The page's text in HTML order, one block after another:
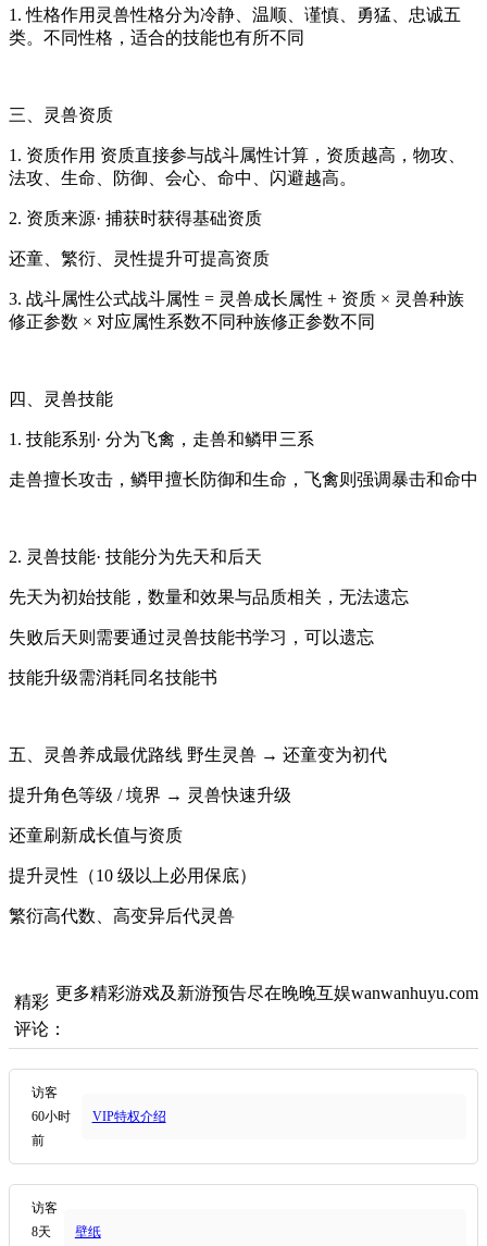
1. 性格作用灵兽性格分为冷静、温顺、谨慎、勇猛、忠诚五
类。不同性格，适合的技能也有所不同
三、灵兽资质
1. 资质作用 资质直接参与战斗属性计算，资质越高，物攻、
法攻、生命、防御、会心、命中、闪避越高。
2. 资质来源· 捕获时获得基础资质
还童、繁衍、灵性提升可提高资质
3. 战斗属性公式战斗属性 = 灵兽成长属性 + 资质 × 灵兽种族
修正参数 × 对应属性系数不同种族修正参数不同
四、灵兽技能
1. 技能系别· 分为飞禽，走兽和鳞甲三系
走兽擅长攻击，鳞甲擅长防御和生命，飞禽则强调暴击和命中
2. 灵兽技能· 技能分为先天和后天
先天为初始技能，数量和效果与品质相关，无法遗忘
失败后天则需要通过灵兽技能书学习，可以遗忘
技能升级需消耗同名技能书
五、灵兽养成最优路线 野生灵兽 → 还童变为初代
提升角色等级 / 境界 → 灵兽快速升级
还童刷新成长值与资质
提升灵性（10 级以上必用保底）
繁衍高代数、高变异后代灵兽
更多精彩游戏及新游预告尽在晚晚互娱wanwanhuyu.com
精彩
评论：
访客
60小时
前
VIP特权介绍
访客
8天
壁纸